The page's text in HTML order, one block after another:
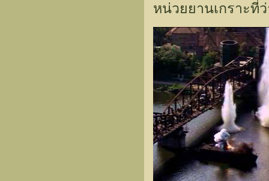
หน่วยยานเกราะที่